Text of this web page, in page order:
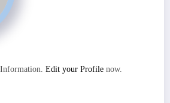
Edit your Profile now.